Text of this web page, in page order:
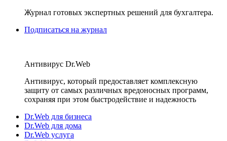
Журнал готовых экспертных решений для бухгалтера.
Подписаться на журнал
Антивирус Dr.Web
Антивирус, который предоставляет комплексную
защиту от самых различных вредоносных программ,
сохраняя при этом быстродействие и надежность
Dr.Web для бизнеса
Dr.Web для дома
Dr.Web услуга